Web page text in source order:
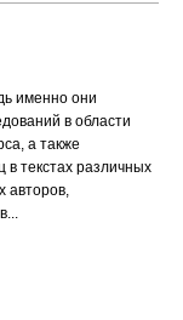
именно они
в области
а также
текстах различных
авторов,